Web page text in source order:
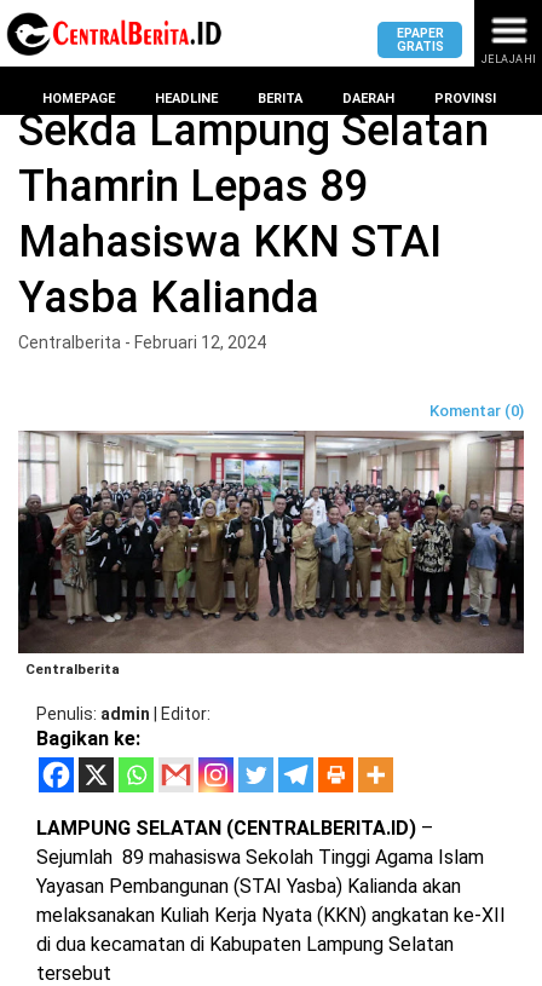
MASUK
KOTA
METRO
PESAWARAN
TANGGAMUS
PRINGSEWU
SELATAN
LAMPUNG
TENGAH
LAMPUNG
BARAT
LAMPUNG
TIMUR
DPRD
KOTA
BANDAR
LAMPUNG
DPRD
METRO
PESAWARAN
DPRD
TANGGAMUS
PRINGSEWU
DPRD
LAMSEL
DPRD
LAMPUNG
BANTEN
JAWAB
BARAT
DKI
JAKARTA
EPAPER
GRATIS
JELAJAHI
HOMEPAGE HEADLINE BERITA DAERAH PROVINSI
Sekda Lampung Selatan
Thamrin Lepas 89
Mahasiswa KKN STAI
Yasba Kalianda
Centralberita - Februari 12, 2024
Komentar (0)
Centralberita
Penulis admin | Editor
Bagikan ke:
LAMPUNG SELATAN (CENTRALBERITA.ID) –
Sejumlah 89 mahasiswa Sekolah Tinggi Agama Islam
Yayasan Pembangunan (STAI Yasba) Kalianda akan
melaksanakan Kuliah Kerja Nyata (KKN) angkatan ke-XII
di dua kecamatan di Kabupaten Lampung Selatan
tersebut